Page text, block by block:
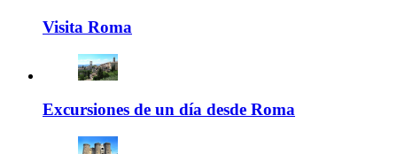
Visita Roma
Excursiones de un día desde Roma